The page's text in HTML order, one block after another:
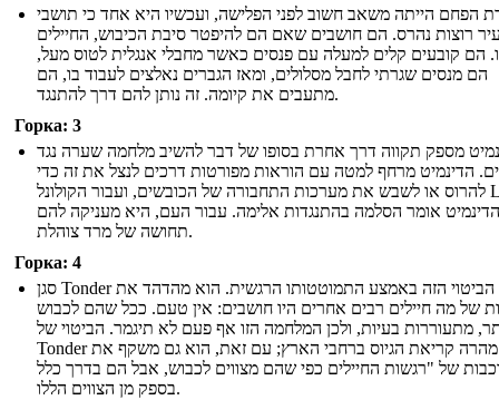
הפחם הייתה משאב חשוב לפני הפלישה, ועכשיו היא אחד כי תושבי
רוצות נהרס. הם חושבים שאם הם להיפטר סיבת הכיבוש, החיילים
הם קובעים קלים למעלה עם פנסים כאשר מחבלי אנגלית לטוס מעל,
הם מנסים שגרתי לחבל מסלולים, ומאז הגברים נאלצים לעבוד בו, הם
מתעבים את קיומה. זה נותן להם דרך להתנגד.
Горка: 3
מספק תקווה דרך אחרת בסופו של דבר להשיב מלחמה שערה נגד
הדינמיט מרחף למטה עם הוראות מפורטות דרכים לנצל את זה כדי
להרוס או לשבש את מערכות התחבורה של הכובשים, ועבור הקולונל Lanser,
אומר הסלמה בהתנגדות אלימה. עבור העם, היא מעניקה להם
תחושה של מרד צוהלת.
Горка: 4
סגן Tonder מוציא הביטוי הזה באמצע התמוטטותו הרגשית. הוא מהדהד את
של מה חיילים רבים אחרים היו חושבים: אין טעם. ככל שהם לכבוש
מתעוררות בעיות, ולכן המלחמה הזו אף פעם לא תיגמר. הביטוי של
Tonder הופך מהרה קריאת הגיוס ברחבי הארץ; עם זאת, הוא גם משקף את
של "רגשות החיילים כפי שהם מצווים לכבוש, אבל הם בדרך כלל
בספק מן הצווים הללו.